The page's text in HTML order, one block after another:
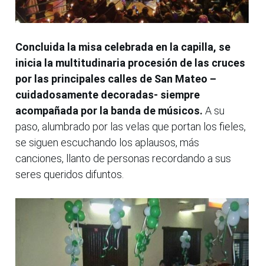
Concluida la misa celebrada en la capilla, se
inicia la multitudinaria procesión de las cruces
por las principales calles de San Mateo –
cuidadosamente decoradas- siempre
acompañada por la banda de músicos. A su
paso, alumbrado por las velas que portan los fieles,
se siguen escuchando los aplausos, más
canciones, llanto de personas recordando a sus
seres queridos difuntos.